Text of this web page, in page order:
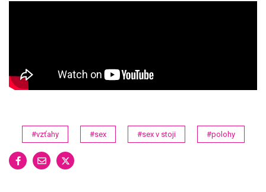
#vzťahy #sex #sex v stoji #polohy